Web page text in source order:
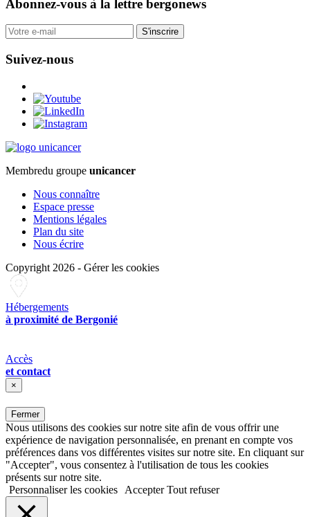
Abonnez-vous à la lettre bergonews
S'inscrire
Suivez-nous
Membredu groupe unicancer
Nous connaître
Espace presse
Mentions légales
Plan du site
Nous écrire
Copyright 2026 - Gérer les cookies
Hébergements
à proximité de Bergonié
Accès
et contact
×
Fermer
Nous utilisons des cookies sur notre site afin de vous offrir une
expérience de navigation personnalisée, en prenant en compte vos
préférences dans vos différentes visites sur notre site. En cliquant sur
"Accepter", vous consentez à l'utilisation de tous les cookies
présents sur notre site.
Personnaliser les cookies
Accepter Tout refuser